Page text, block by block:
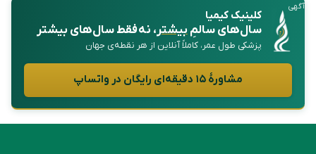
آگهی
کلینیک کیمیا
سال‌های سالمِبیشتر، نه فقط سال‌های بیشتر
پزشکی طول عمر، کاملاً آنلاین از هر نقطه‌ی جهان
مشاورهٔ ۱۵ دقیقه‌ای رایگان در واتساپ